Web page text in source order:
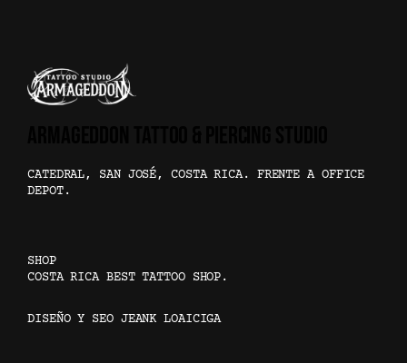
CATEDRAL, SAN JOSÉ, COSTA RICA. FRENTE A OFFICE
DEPOT.
SHOP
COSTA RICA BEST TATTOO SHOP.
DISEÑO Y SEO JEANK LOAICIGA